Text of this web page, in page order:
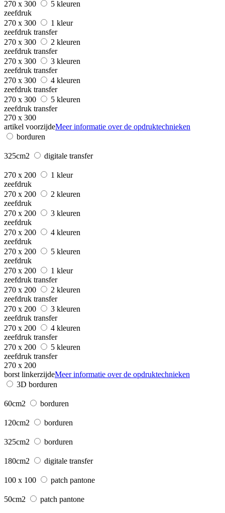
270 x 300
5 kleuren
zeefdruk
270 x 300
1 kleur
zeefdruk transfer
270 x 300
2 kleuren
zeefdruk transfer
270 x 300
3 kleuren
zeefdruk transfer
270 x 300
4 kleuren
zeefdruk transfer
270 x 300
5 kleuren
zeefdruk transfer
270 x 300
artikel voorzijdeMeer informatie over de opdruktechnieken
borduren
325cm2 digitale transfer
270 x 200
1 kleur
zeefdruk
270 x 200
2 kleuren
zeefdruk
270 x 200
3 kleuren
zeefdruk
270 x 200
4 kleuren
zeefdruk
270 x 200
5 kleuren
zeefdruk
270 x 200
1 kleur
zeefdruk transfer
270 x 200
2 kleuren
zeefdruk transfer
270 x 200
3 kleuren
zeefdruk transfer
270 x 200
4 kleuren
zeefdruk transfer
270 x 200
5 kleuren
zeefdruk transfer
270 x 200
borst linkerzijdeMeer informatie over de opdruktechnieken
3D borduren
60cm2 borduren
120cm2 borduren
325cm2 borduren
180cm2 digitale transfer
100 x 100 patch pantone
50cm2 patch pantone